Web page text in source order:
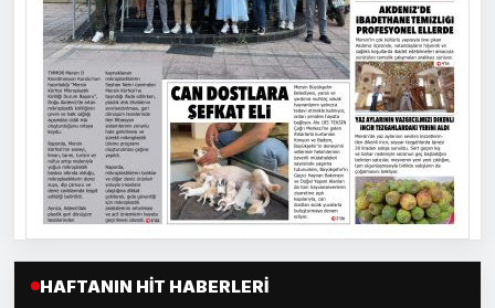
HAFTANIN HIT HABERLERI